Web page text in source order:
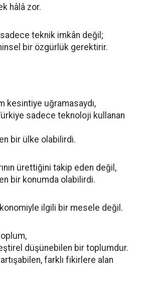
hâlâ zor.
teknik imkân değil;
bir özgürlük gerektirir.
kesintiye uğramasaydı,
sadece teknoloji kullanan
bir ülke olabilirdi.
ürettiğini takip eden değil,
bir konumda olabilirdi.
ilgili bir mesele değil.
düşünebilen bir toplumdur.
farklı fikirlere alan